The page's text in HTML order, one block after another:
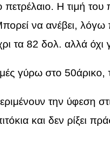
πετρέλαιο. Η τιμή
να ανέβει,
τα 82 δολ. αλλά όχι
γύρω στο 50άρικο,
την ύφεση
και δεν ρίξει